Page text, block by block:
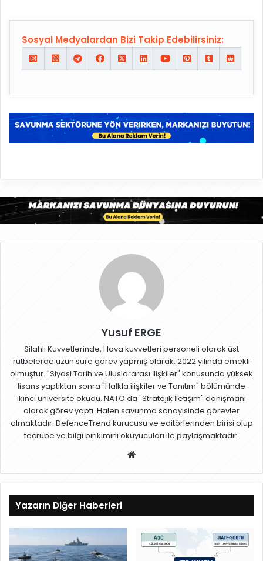
Sosyal Medyalardan Bizi Takip Edebilirsiniz:
Yusuf ERGE
Silahlı Kuvvetlerinde, Hava kuvvetleri personeli olarak üst
rütbelerde uzun süre görev yapmış olarak. 2022 yılında emekli
olmuştur. "Siyasi Tarih ve Uluslararası İlişkiler" konusunda yüksek
lisans yaptıktan sonra "Halkla ilişkiler ve Tanıtım" bölümünde
ikinci üniversite okudu. NATO da "Stratejik İletişim" danışmanı
olarak görev yaptı. Halen savunma sanayisinde görevler
almaktadır. DefenceTrend kurucusu ve editörlerinden birisi olup
tecrübe ve bilgi birikimini okuyucuları ile paylaşmaktadır.
sit
esi
Yazarın Diğer Haberleri